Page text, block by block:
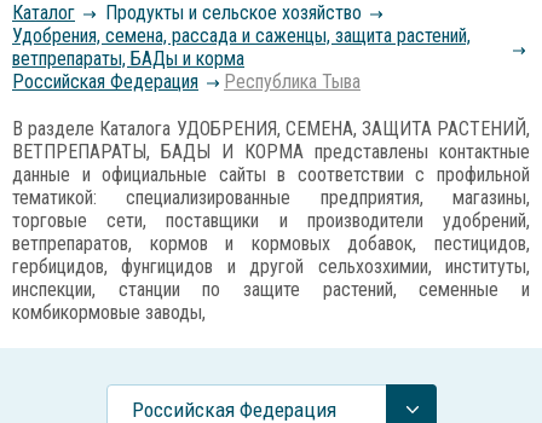
Каталог
Продукты и сельское хозяйство
Удобрения, семена, рассада и саженцы, защита растений,
ветпрепараты, БАДы и корма
Российcкая Федерация
Республика Тыва
В разделе Каталога УДОБРЕНИЯ, СЕМЕНА, ЗАЩИТА РАСТЕНИЙ,
ВЕТПРЕПАРАТЫ, БАДЫ И КОРМА представлены контактные
данные и официальные сайты в соответствии с профильной
тематикой: специализированные предприятия, магазины,
торговые сети, поставщики и производители удобрений,
ветпрепаратов, кормов и кормовых добавок, пестицидов,
гербицидов, фунгицидов и другой сельхозхимии, институты,
инспекции, станции по защите растений, семенные и
комбикормовые заводы,
Российcкая Федерация